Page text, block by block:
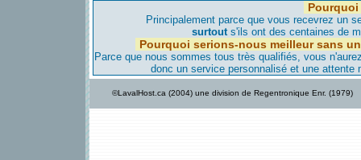
LavalHost.ca est déjà transféré vers notre serveur de Montréal,
aviserons nos clients avant de faire migrer leur site dans les
08 Avril 2007 Nouveau serveur maintenant à Montréal!
Pour améliorer, encore plus, notre qualité d'hébergement et
vitesse d'accès encore plus élevée nous avons un nouveau
Montréal...
support!
Principalement parce que vous recevrez un
surtouts'ils ont des centaines de
Pourquoi serions-nous meilleur sans
Parce que nous sommes tous très qualifiés, vous
donc un service personnalisé et une attente
©LavalHost.ca (2004) une division de Regentronique Enr. (1979)